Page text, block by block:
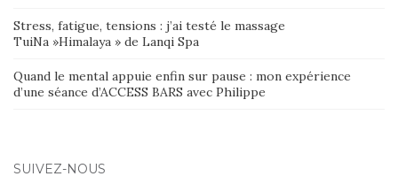
Stress, fatigue, tensions : j’ai testé le massage
TuiNa »Himalaya » de Lanqi Spa
Quand le mental appuie enfin sur pause : mon expérience
d’une séance d’ACCESS BARS avec Philippe
SUIVEZ-NOUS